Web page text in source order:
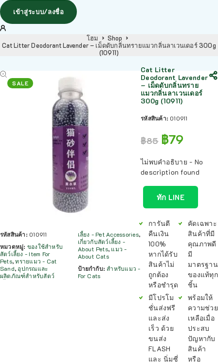
เข้าสู่ระบบ/ลงชื่อ
โฮม
Shop
Cat Litter Deodorant Lavender – เม็ดดับกลิ่นทรายแมวกลิ่นลาเวนเดอร์ 300g
(10911)
SALE
รหัสสินค้า: 010911
หมวดหมู่: ของใช้สำหรับ
สัตว์เลี้ยง - Item For
Pets,ทรายแมว - Cat
Sand, อุปกรณและ
ผลิตภัณฑ์สำหรับสัตว์
เลี้ยง - Pet Accessories,
เกี่ยวกับสัตว์เลี้ยง -
About Pets, แมว -
About Cats
ป้ายกำกับ:สำหรับแมว -
For Cats
Cat Litter
Deodorant Lavender
– เม็ดดับกลิ่นทราย
แมวกลิ่นลาเวนเดอร์
300g (10911)
รหัสสินค้า: 010911
฿85 ฿79
ไม่พบคำอธิบาย - No
description found
ทัก LINE
การันตี
คืนเงิน
100%
หากได้รับ
สินค้าไม่
ถูกต้อง
หรือชำรุด
มีโปรโม
ชั่นส่งฟรี
และส่ง
เร็ว ด้วย
ขนส่ง
FLASH
และ นิ่มซี่
คัดเฉพาะ
สินค้าที่มี
คุณภาพดี
มี
มาตรฐาน
ของแท้ทุก
ชิ้น
พร้อมให้
ความช่วย
เหลือเมื่อ
ประสบ
ปัญหากับ
สินค้า
หรือ